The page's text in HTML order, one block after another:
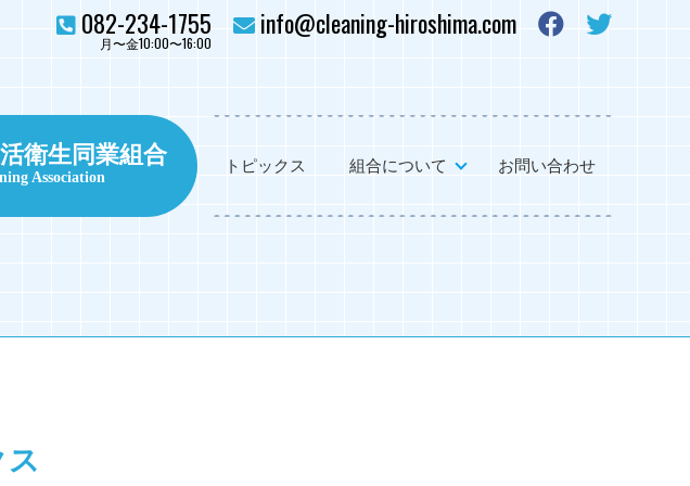
衛生同業組合
Association
トピックス 組合について お問い合わせ
082-234-1755
月〜金10:00〜16:00
info@cleaning-hiroshima.com
ス